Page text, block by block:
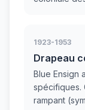
1923-1953
Drapeau
Blue Ensign
spécifiques.
rampant